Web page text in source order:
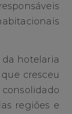
hotelaria
cresceu
regiões e